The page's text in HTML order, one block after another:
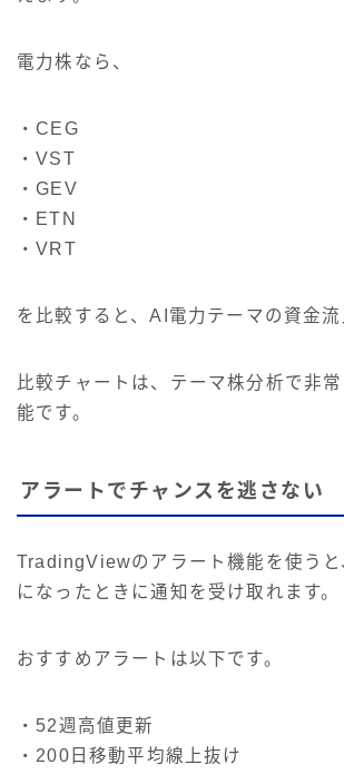
電力株なら、
・CEG
・VST
・GEV
・ETN
・VRT
を比較すると、AI電力テーマの資金流
比較チャートは、テーマ株分析で非
能です。
アラートでチャンスを逃さない
TradingViewのアラート機能を使うと
になったときに通知を受け取れます。
おすすめアラートは以下です。
・52週高値更新
・200日移動平均線上抜け